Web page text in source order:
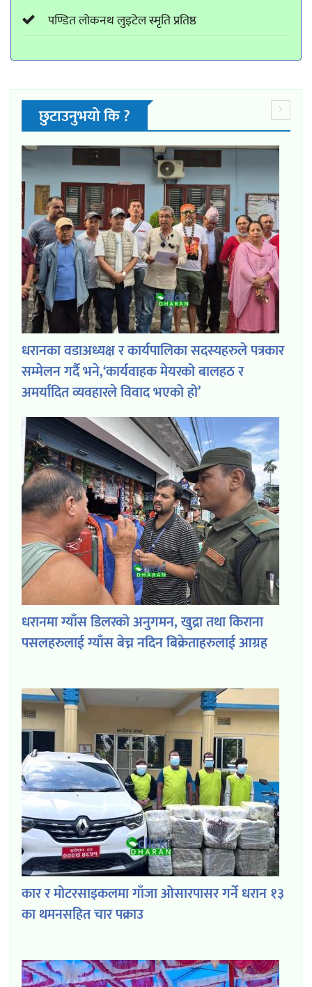
पण्डित लोकनथ लुइटेल स्मृति प्रतिष्ठ
छुटाउनुभयो कि ?
धरानका वडाअध्यक्ष र कार्यपालिका सदस्यहरुले पत्रकार
सम्मेलन गर्दै भने,‘कार्यवाहक मेयरको बालहठ र
अमर्यादित व्यवहारले विवाद भएको हो’
धरानमा ग्याँस डिलरको अनुगमन, खुद्रा तथा किराना
पसलहरुलाई ग्याँस बेच्न नदिन बिक्रेताहरुलाई आग्रह
कार र मोटरसाइकलमा गाँजा ओसारपासर गर्ने धरान १३
का थमनसहित चार पक्राउ